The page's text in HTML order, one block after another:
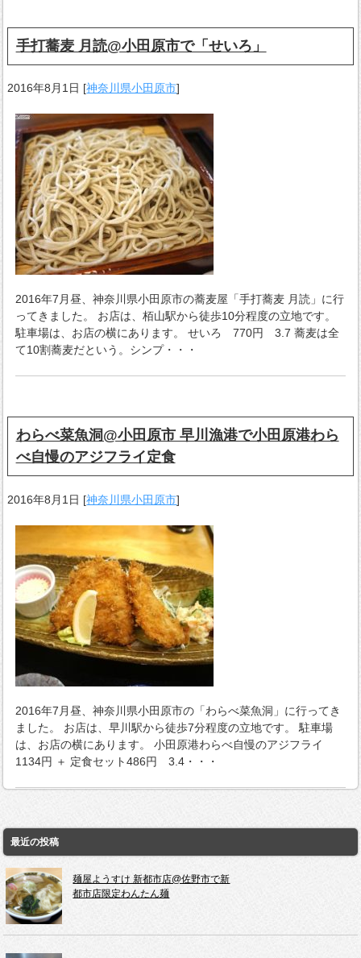
手打蕎麦 月読@小田原市で「せいろ」
2016年8月1日 [神奈川県小田原市]
2016年7月昼、神奈川県小田原市の蕎麦屋「手打蕎麦 月読」に行
ってきました。 お店は、栢山駅から徒歩10分程度の立地です。
駐車場は、お店の横にあります。 せいろ 770円 3.7 蕎麦は全
て10割蕎麦だという。シンプ・・・
わらべ菜魚洞@小田原市 早川漁港で小田原港わら
べ自慢のアジフライ定食
2016年8月1日 [神奈川県小田原市]
2016年7月昼、神奈川県小田原市の「わらべ菜魚洞」に行ってき
ました。 お店は、早川駅から徒歩7分程度の立地です。 駐車場
は、お店の横にあります。 小田原港わらべ自慢のアジフライ
1134円 ＋ 定食セット486円 3.4・・・
最近の投稿
麺屋ようすけ 新都市店@佐野市で新
都市店限定わんたん麺